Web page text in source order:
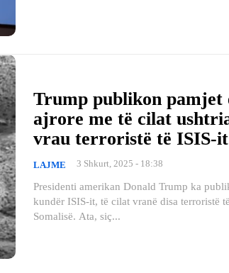
Trump publikon pamjet
ajrore me të cilat
vrau terroristë të ISIS-it
LAJME 3 Shkurt, 2025 - 18:38
Presidenti amerikan Donald Trump ka
kundër ISIS-it, të cilat vranë disa terroristë
Somalisë. Ata, siç...